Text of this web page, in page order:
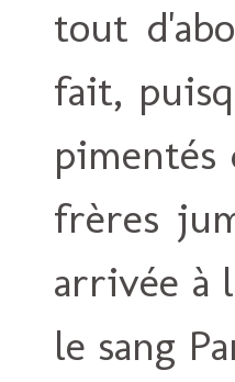
tout
fait,
pimentés
frères
arrivée à
le sang